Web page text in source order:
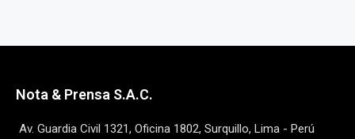
Nota & Prensa S.A.C.
Av. Guardia Civil 1321, Oficina 1802, Surquillo, Lima - Perú